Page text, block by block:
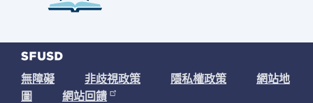
無障礙 非歧視政策 隱私權政策
網站地
圖
網站回饋